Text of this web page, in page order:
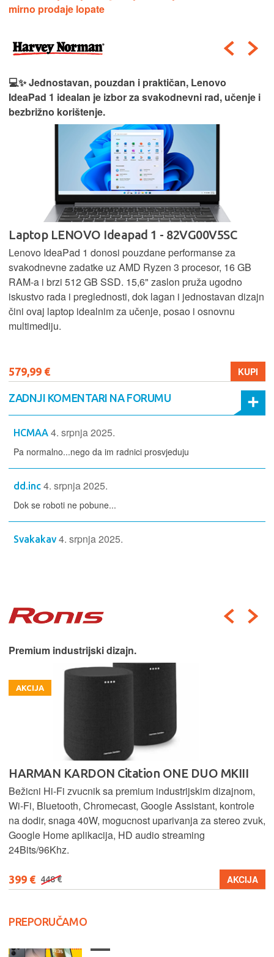
mirno prodaje lopate
💻✨ Jednostavan, pouzdan i praktičan, Lenovo
IdeaPad 1 idealan je izbor za svakodnevni rad, učenje i
bezbrižno korištenje.
Laptop LENOVO Ideapad 1 - 82VG00V5SC
Lenovo IdeaPad 1 donosi pouzdane performanse za
svakodnevne zadatke uz AMD Ryzen 3 procesor, 16 GB
RAM-a i brzi 512 GB SSD. 15,6" zaslon pruža ugodno
iskustvo rada i preglednosti, dok lagan i jednostavan dizajn
čini ovaj laptop idealnim za učenje, posao i osnovnu
multimediju.
579,99 € KUPI
ZADNJI KOMENTARI NA FORUMU
HCMAA 4. srpnja 2025.
Pa normalno...nego da im radnici prosvjeduju
dd.inc 4. srpnja 2025.
Dok se roboti ne pobune...
Svakakav 4. srpnja 2025.
Premium industrijski dizajn.
AKCIJA
HARMAN KARDON Citation ONE DUO MKIII
Bežicni Hi-Fi zvucnik sa premium industrijskim dizajnom,
Wi-Fi, Bluetooth, Chromecast, Google Assistant, kontrole
na dodir, snaga 40W, mogucnost uparivanja za stereo zvuk,
Google Home aplikacija, HD audio streaming
24Bits/96Khz.
399 € 448 € AKCIJA
PREPORUČAMO